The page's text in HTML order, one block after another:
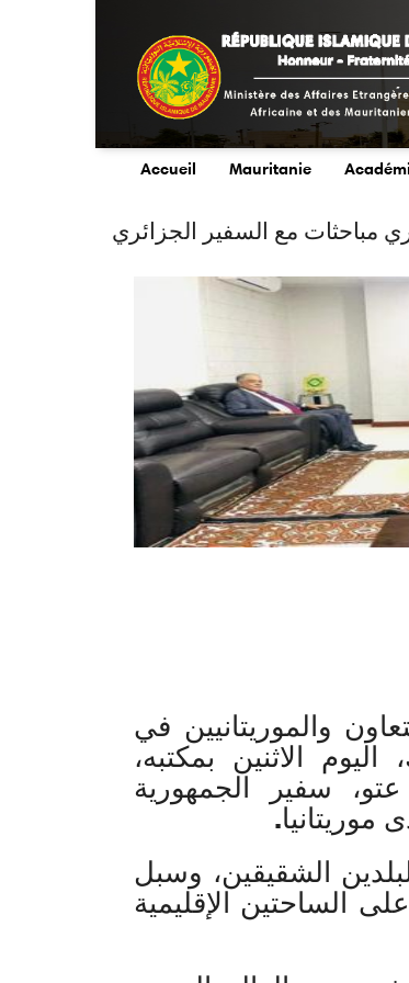
menu
Accueil Mauritanie
مباحثات مع السفير الجزائري
والموريتانيين في
الاثنين بمكتبه،
سفير الجمهورية
موريتانيا.
الشقيقين، وسبل
الساحتين الإقليمية